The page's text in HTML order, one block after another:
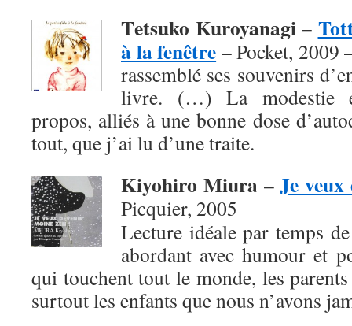
Tetsuko Kuroyanagi –
à la fenêtre – Pocket, 2009
rassemblé ses souvenirs
livre. (…) La modestie
propos, alliés à une bonne dose
tout, que j’ai lu d’une traite.
Kiyohiro Miura –Je
Picquier, 2005
Lecture idéale par temps
abordant avec humour et
qui touchent tout le monde, les
surtout les enfants que nous n’avons